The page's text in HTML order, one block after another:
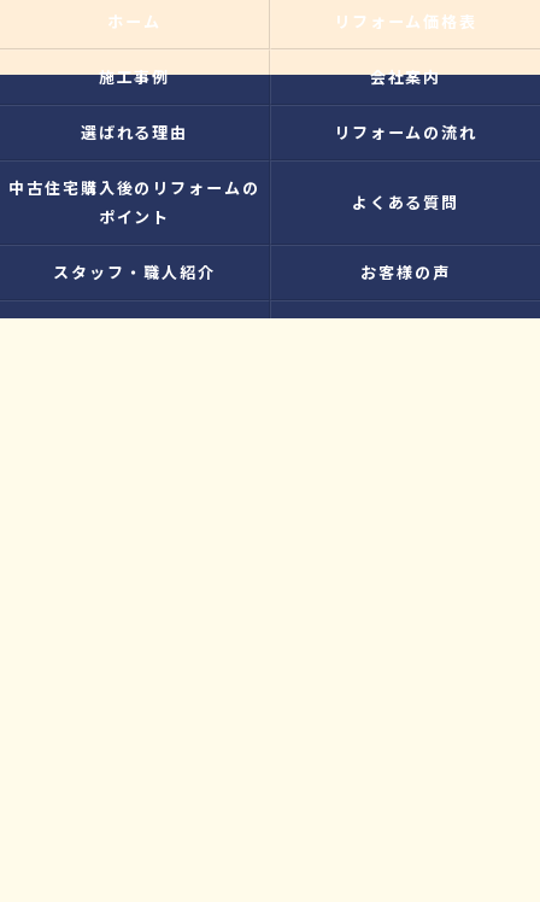
ホーム リフォーム価格表
施工事例 会社案内
選ばれる理由 リフォームの流れ
中古住宅購入後のリフォームの
ポイント
よくある質問
スタッフ・職人紹介 お客様の声